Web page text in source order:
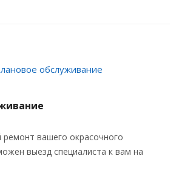
вашего окрасочного
выезд специалиста к вам на